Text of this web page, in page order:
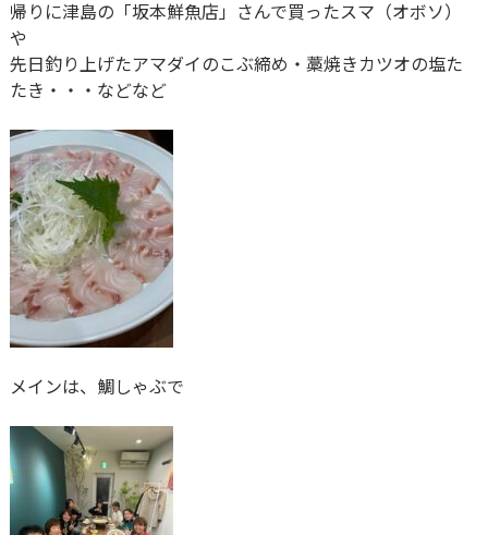
帰りに津島の「坂本鮮魚店」さんで買ったスマ（オボソ）
や
先日釣り上げたアマダイのこぶ締め・藁焼きカツオの塩た
たき・・・などなど
メインは、鯛しゃぶで